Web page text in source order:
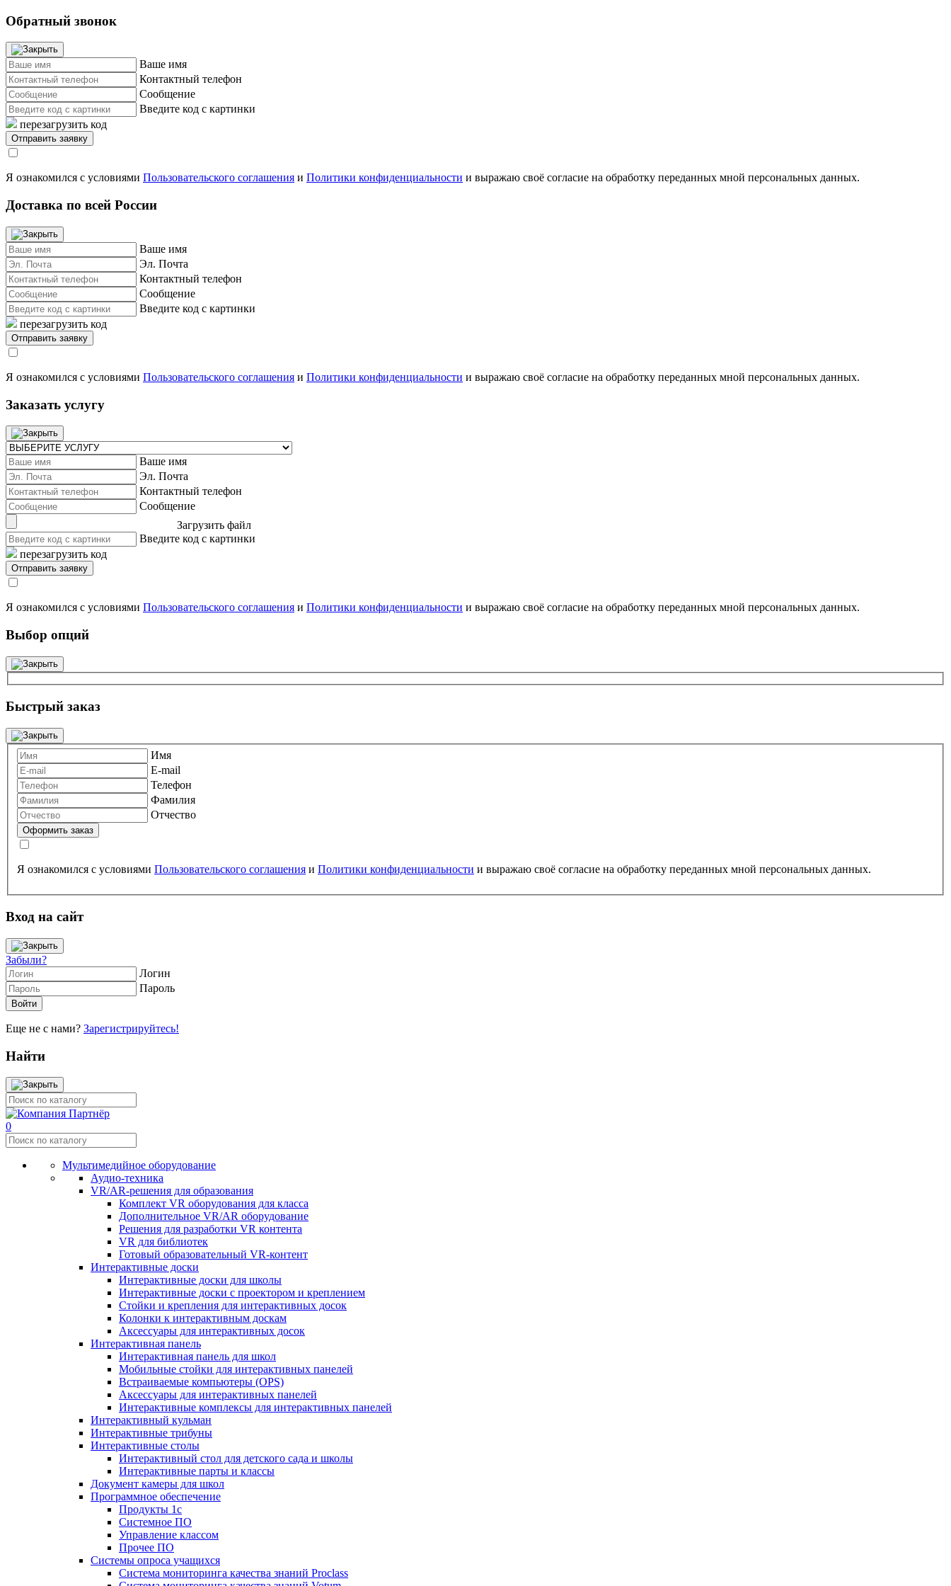
Обратный звонок
Ваше имя
Контактный телефон
Сообщение
Введите код с картинки
перезагрузить код
Я ознакомился с условиями Пользовательского соглашения и Политики конфиденциальности и выражаю своё согласие на обработку переданных мной персональных данных.
Доставка по всей России
Ваше имя
Эл. Почта
Контактный телефон
Сообщение
Введите код с картинки
перезагрузить код
Я ознакомился с условиями Пользовательского соглашения и Политики конфиденциальности и выражаю своё согласие на обработку переданных мной персональных данных.
Заказать услугу
Ваше имя
Эл. Почта
Контактный телефон
Сообщение
Загрузить файл
Введите код с картинки
перезагрузить код
Я ознакомился с условиями Пользовательского соглашения и Политики конфиденциальности и выражаю своё согласие на обработку переданных мной персональных данных.
Выбор опций
Быстрый заказ
Имя
E-mail
Телефон
Фамилия
Отчество
Я ознакомился с условиями Пользовательского соглашения и Политики конфиденциальности и выражаю своё согласие на обработку переданных мной персональных данных.
Вход на сайт
Забыли?
Логин
Пароль
Еще не с нами? Зарегистрируйтесь!
Найти
0
Мультимедийное оборудование
Аудио-техника
VR/AR-решения для образования
Комплект VR оборудования для класса
Дополнительное VR/AR оборудование
Решения для разработки VR контента
VR для библиотек
Готовый образовательный VR-контент
Интерактивные доски
Интерактивные доски для школы
Интерактивные доски с проектором и креплением
Стойки и крепления для интерактивных досок
Колонки к интерактивным доскам
Аксессуары для интерактивных досок
Интерактивная панель
Интерактивная панель для школ
Мобильные стойки для интерактивных панелей
Встраиваемые компьютеры (OPS)
Аксессуары для интерактивных панелей
Интерактивные комплексы для интерактивных панелей
Интерактивный кульман
Интерактивные трибуны
Интерактивные столы
Интерактивный стол для детского сада и школы
Интерактивные парты и классы
Документ камеры для школ
Программное обеспечение
Продукты 1с
Системное ПО
Управление классом
Прочее ПО
Системы опроса учащихся
Система мониторинга качества знаний Proclass